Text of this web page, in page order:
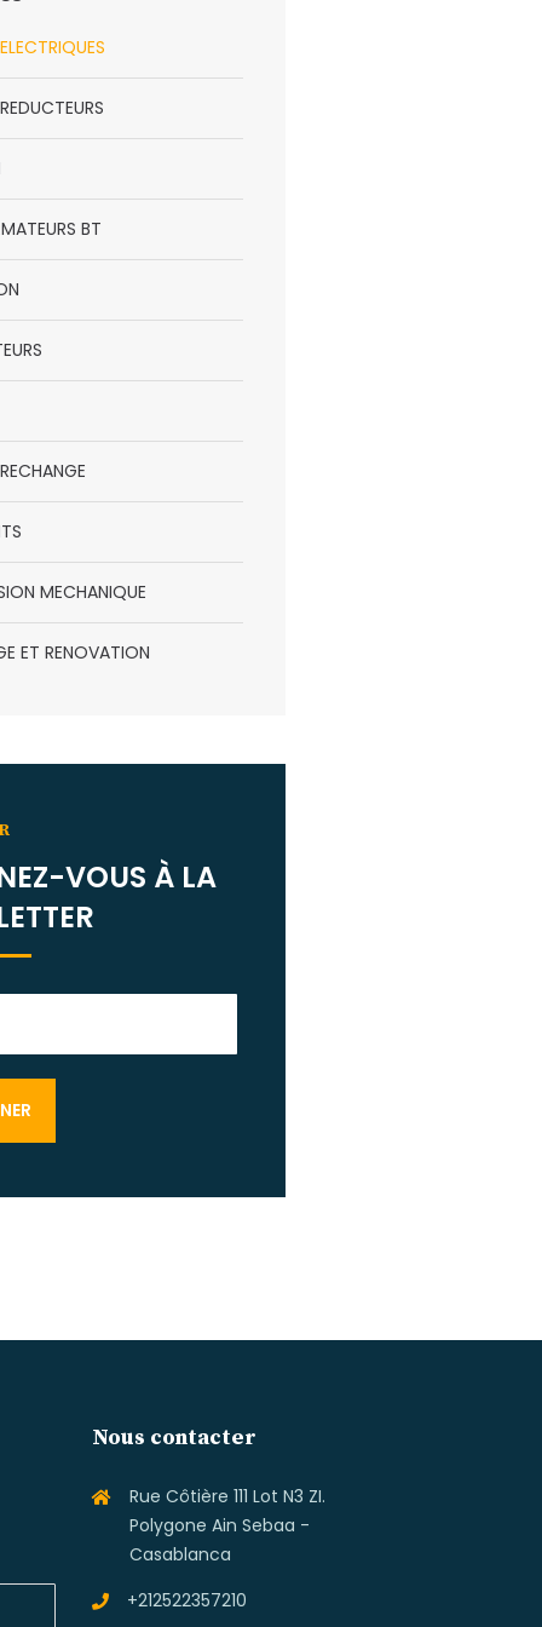
BT
MECHANIQUE
ET RENOVATION
VOUS À LA
Nous contacter
Rue Côtière 111 Lot N3 ZI.
Polygone Ain Sebaa -
Casablanca
+212522357210